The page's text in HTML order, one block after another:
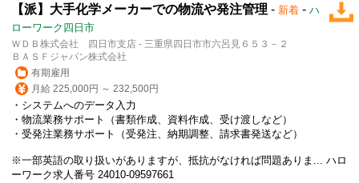
【派】大手化学メーカーでの物流や発注管理 - 新着 - ハ
ローワーク四日市
ＷＤＢ株式会社 四日市支店 - 三重県四日市市六呂見６５３－２
ＢＡＳＦジャパン株式会社
有期雇用
月給 225,000円 ～ 232,500円
・システムへのデータ入力
・物流業務サポート（書類作成、資料作成、受け渡しなど）
・受発注業務サポート（受発注、納期調整、請求書発送など）
※一部英語の取り扱いがありますが、抵抗がなければ問題ありま... ハロ
ーワーク求人番号 24010-09597661